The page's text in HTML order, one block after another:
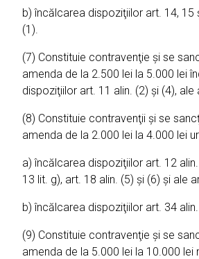
b) încălcarea dispoziţiilor art. 14, 15
(1).
(7) Constituie contravenţie şi se
amenda de la 2.500 lei la 5.000 lei
dispoziţiilor art. 11 alin. (2) şi (4), ale
(8) Constituie contravenţii şi se
amenda de la 2.000 lei la 4.000 lei
a) încălcarea dispoziţiilor art. 12
13 lit. g), art. 18 alin. (5) şi (6) şi ale
b) încălcarea dispoziţiilor art. 34
(9) Constituie contravenţie şi se
amenda de la 5.000 lei la 10.000 lei